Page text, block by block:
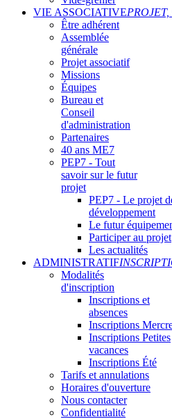
VIE ASSOCIATIVE
Être adhérent
Assemblée
générale
Projet associatif
Missions
Équipes
Bureau et
Conseil
d'administration
Partenaires
40 ans ME7
PEP7 - Tout
savoir sur le futur
projet
PEP7 - Le projet
développement
Le futur
Participer au projet
Les actualités
ADMINISTRATIF
Modalités
d'inscription
Inscriptions et
absences
Inscriptions
Inscriptions Petites
vacances
Inscriptions Été
Tarifs et annulations
Horaires d'ouverture
Nous contacter
Confidentialité